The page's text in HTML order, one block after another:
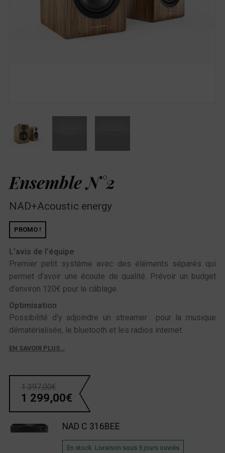
Ensemble N°2
NAD+Acoustic energy
PROMO !
L'avis de l'équipe
Premier petit système avec des éléments séparés qui
permet d’avoir une écoute de qualité. Prévoir un budget
d’environ 120€ pour le câblage.
Optimisation
Possibilité d’y adjoindre un streamer pour la musique
dématérialisée, le bluetooth et les radios internet.
EN SAVOIR PLUS…
1 397,00€
1 299,00€
NAD C 316BEE
En stock. Livraison sous 5 jours ouvrés